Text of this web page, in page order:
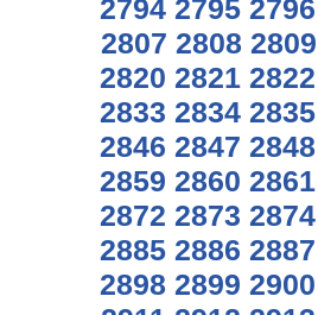
2794 2795 2796
2807 2808 2809
2820 2821 2822
2833 2834 2835
2846 2847 2848
2859 2860 2861
2872 2873 2874
2885 2886 2887
2898 2899 2900